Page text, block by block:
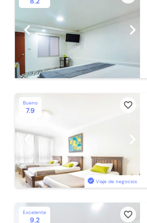
chevron_left chevron_right
Bueno
7.9
favorite_border
Viaje de negocios
chevron_left chevron_right
Excelente
9.2
favorite_border